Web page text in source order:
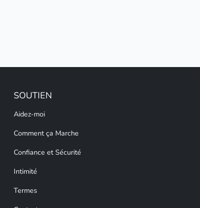
SOUTIEN
Aidez-moi
Comment ça Marche
Confiance et Sécurité
Intimité
Termes